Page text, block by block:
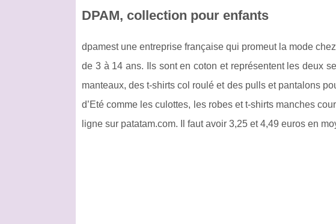
DPAM, collection pour enfants
dpamest une entreprise française qui promeut la mode
de 3 à 14 ans. Ils sont en coton et représentent les deux
manteaux, des t-shirts col roulé et des pulls et pantalons
d’Eté comme les culottes, les robes et t-shirts manches
ligne sur patatam.com. Il faut avoir 3,25 et 4,49 euros en